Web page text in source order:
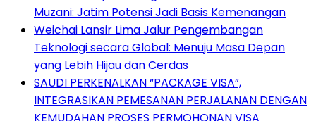
Muzani: Jatim Potensi Jadi Basis Kemenangan
Weichai Lansir Lima Jalur Pengembangan
Teknologi secara Global: Menuju Masa Depan
yang Lebih Hijau dan Cerdas
SAUDI PERKENALKAN “PACKAGE VISA”,
INTEGRASIKAN PEMESANAN PERJALANAN DENGAN
KEMUDAHAN PROSES PERMOHONAN VISA